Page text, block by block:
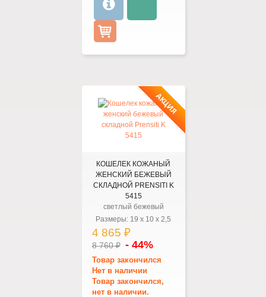
АКЦИЯ
КОШЕЛЕК КОЖАНЫЙ
ЖЕНСКИЙ БЕЖЕВЫЙ
СКЛАДНОЙ PRENSITI K
5415
светлый бежевый
Размеры: 19x 10x2,5
4 865 ₽
8 760 ₽ - 44%
Товар закончился
Нет в наличии
Товар закончился,
нет в наличии.